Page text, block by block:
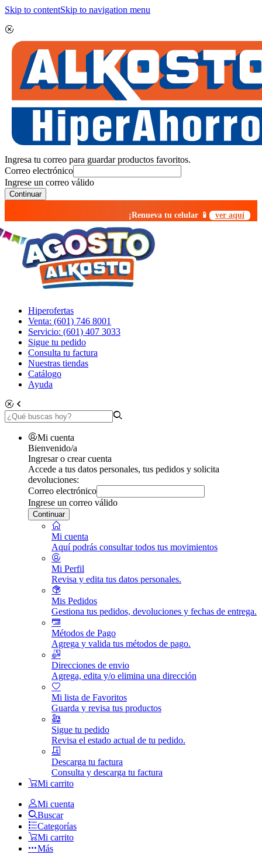
Skip to contentSkip to navigation menu
Ingresa tu correo para guardar productos favoritos.
Correo electrónico
Ingrese un correo válido
Continuar
¡Renueva tu celular 📱 ver aquí
Hiperofertas
Venta: (601) 746 8001
Servicio: (601) 407 3033
Sigue tu pedido
Consulta tu factura
Nuestras tiendas
Catálogo
Ayuda
Mi cuenta
Bienvenido/a
Ingresar o crear cuenta
Accede a tus datos personales, tus pedidos y solicita
devoluciones:
Correo electrónico
Ingrese un correo válido
Continuar
Mi cuenta
Aquí podrás consultar todos tus movimientos
Mi Perfil
Revisa y edita tus datos personales.
Mis Pedidos
Gestiona tus pedidos, devoluciones y fechas de entrega.
Métodos de Pago
Agrega y valida tus métodos de pago.
Direcciones de envio
Agrega, edita y/o elimina una dirección
Mi lista de Favoritos
Guarda y revisa tus productos
Sigue tu pedido
Revisa el estado actual de tu pedido.
Descarga tu factura
Consulta y descarga tu factura
Mi carrito
Mi cuenta
Buscar
Categorías
Mi carrito
Más